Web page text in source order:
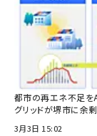
都市の再エネ不足を
グリッドが堺市に余
3月3日 15:02